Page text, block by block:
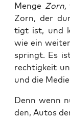
Men­ge Zorn,
Zorn, der
tigt ist, und
wie ein
springt. Es
rech­tig­keit
und die
Denn wenn
den, Autos